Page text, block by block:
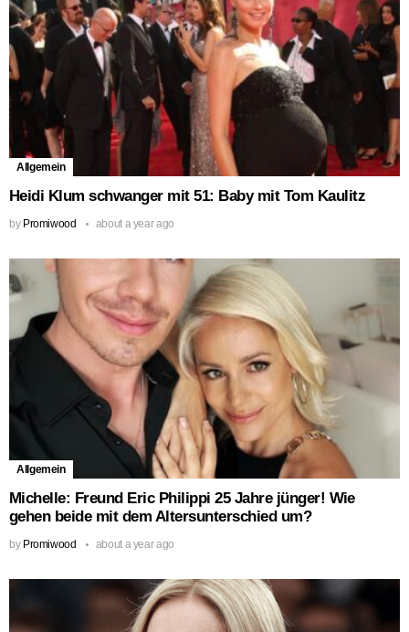
Allgemein
Heidi Klum schwanger mit 51: Baby mit Tom Kaulitz
by Promiwood about a year ago
Allgemein
Michelle: Freund Eric Philippi 25 Jahre jünger! Wie
gehen beide mit dem Altersunterschied um?
by Promiwood about a year ago